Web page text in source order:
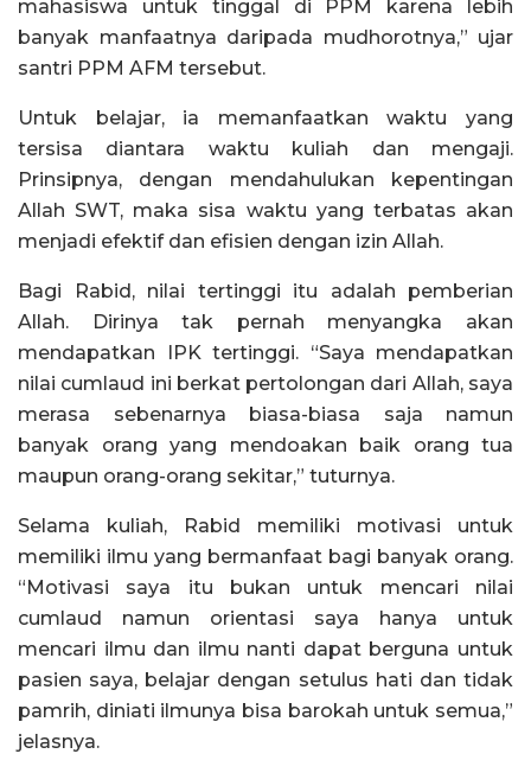
mahasiswa untuk tinggal di PPM karena lebih
banyak manfaatnya daripada mudhorotnya,” ujar
santri PPM AFM tersebut.
Untuk belajar, ia memanfaatkan waktu yang
tersisa diantara waktu kuliah dan mengaji.
Prinsipnya, dengan mendahulukan kepentingan
Allah SWT, maka sisa waktu yang terbatas akan
menjadi efektif dan efisien dengan izin Allah.
Bagi Rabid, nilai tertinggi itu adalah pemberian
Allah. Dirinya tak pernah menyangka akan
mendapatkan IPK tertinggi. “Saya mendapatkan
nilai cumlaud ini berkat pertolongan dari Allah, saya
merasa sebenarnya biasa-biasa saja namun
banyak orang yang mendoakan baik orang tua
maupun orang-orang sekitar,” tuturnya.
Selama kuliah, Rabid memiliki motivasi untuk
memiliki ilmu yang bermanfaat bagi banyak orang.
“Motivasi saya itu bukan untuk mencari nilai
cumlaud namun orientasi saya hanya untuk
mencari ilmu dan ilmu nanti dapat berguna untuk
pasien saya, belajar dengan setulus hati dan tidak
pamrih, diniati ilmunya bisa barokah untuk semua,”
jelasnya.